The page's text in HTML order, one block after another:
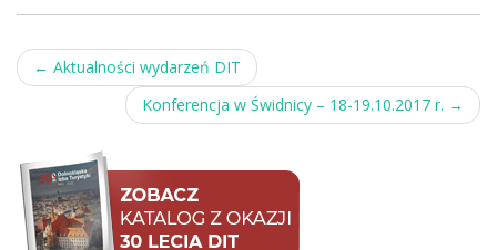
Post
navigation
← Aktualności wydarzeń DIT
Konferencja w Świdnicy – 18-19.10.2017 r. →